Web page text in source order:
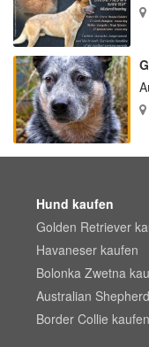
Hund kaufen
Golden Retriever
Havaneser kaufen
Bolonka Zwetna
Australian
Border Collie kaufen